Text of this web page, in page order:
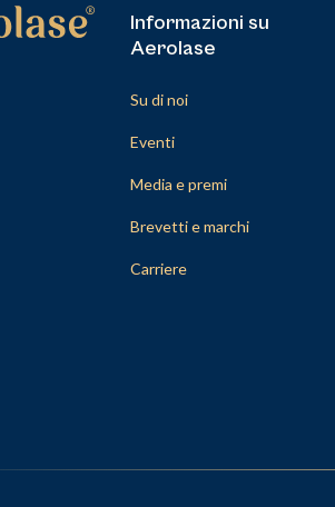
Informazioni su
Aerolase
Su di noi
Eventi
Media e premi
Brevetti e marchi
Carriere